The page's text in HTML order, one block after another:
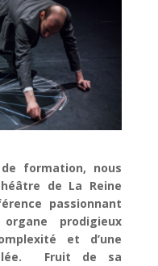
formation, nous
de La Reine
passionnant
prodigieux
et d’une
Fruit de sa